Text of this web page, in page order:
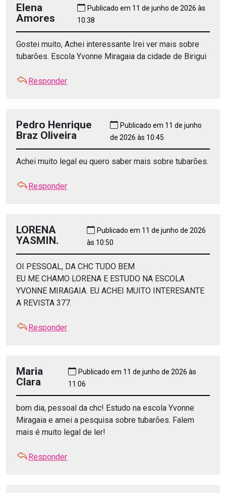
Elena
Amores
Publicado em 11 de junho de 2026 às
10:38
Gostei muito, Achei interessante Irei ver mais sobre
tubarões. Escola Yvonne Miragaia da cidade de Birigui
Responder
Pedro Henrique
Braz Oliveira
Publicado em 11 de junho
de 2026 às 10:45
Achei muito legal eu quero saber mais sobre tubarões.
Responder
LORENA
YASMIN.
Publicado em 11 de junho de 2026
às 10:50
OI PESSOAL, DA CHC TUDO BEM
EU ME CHAMO LORENA E ESTUDO NA ESCOLA
YVONNE MIRAGAIA. EU ACHEI MUITO INTERESANTE
A REVISTA 377.
Responder
Maria
Clara
Publicado em 11 de junho de 2026 às
11:06
bom dia, pessoal da chc! Estudo na escola Yvonne
Miragaia e amei a pesquisa sobre tubarões. Falem
mais é muito legal de ler!
Responder